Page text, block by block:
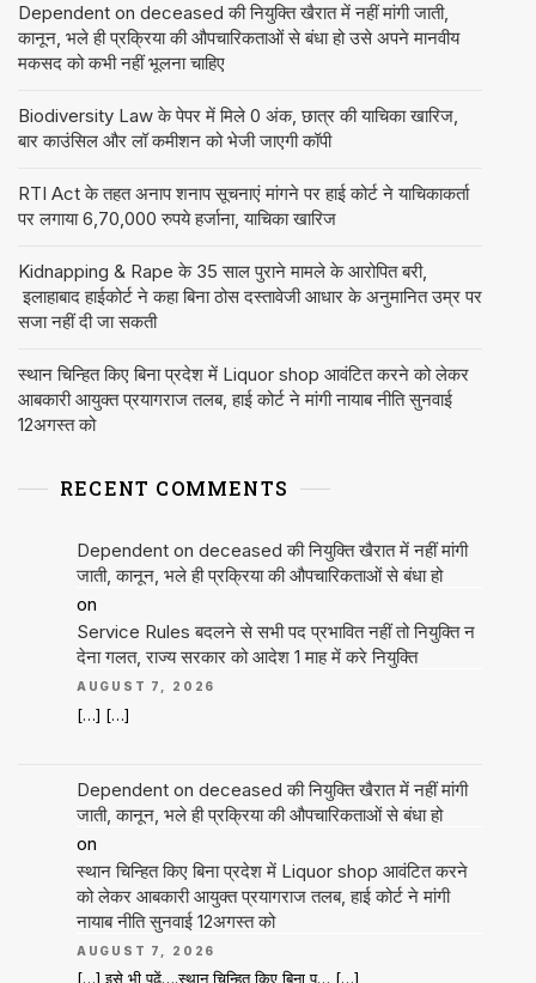
Dependent on deceased की नियुक्ति खैरात में नहीं मांगी जाती,
कानून, भले ही प्रक्रिया की औपचारिकताओं से बंधा हो उसे अपने मानवीय
मकसद को कभी नहीं भूलना चाहिए
Biodiversity Law के पेपर में मिले 0 अंक, छात्र की याचिका खारिज,
बार काउंसिल और लॉ कमीशन को भेजी जाएगी कॉपी
RTI Act के तहत अनाप शनाप सूचनाएं मांगने पर हाई कोर्ट ने याचिकाकर्ता
पर लगाया 6,70,000 रुपये हर्जाना, याचिका खारिज
Kidnapping & Rape के 35 साल पुराने मामले के आरोपित बरी,
इलाहाबाद हाईकोर्ट ने कहा बिना ठोस दस्तावेजी आधार के अनुमानित उम्र पर
सजा नहीं दी जा सकती
स्थान चिन्हित किए बिना प्रदेश में Liquor shop आवंटित करने को लेकर
आबकारी आयुक्त प्रयागराज तलब, हाई कोर्ट ने मांगी नायाब नीति सुनवाई
12अगस्त को
RECENT COMMENTS
Dependent on deceased की नियुक्ति खैरात में नहीं मांगी
जाती, कानून, भले ही प्रक्रिया की औपचारिकताओं से बंधा हो
on
Service Rules बदलने से सभी पद प्रभावित नहीं तो नियुक्ति न
देना गलत, राज्य सरकार को आदेश 1 माह में करे नियुक्ति
AUGUST 7, 2026
[…] […]
Dependent on deceased की नियुक्ति खैरात में नहीं मांगी
जाती, कानून, भले ही प्रक्रिया की औपचारिकताओं से बंधा हो
on
स्थान चिन्हित किए बिना प्रदेश में Liquor shop आवंटित करने
को लेकर आबकारी आयुक्त प्रयागराज तलब, हाई कोर्ट ने मांगी
नायाब नीति सुनवाई 12अगस्त को
AUGUST 7, 2026
[…] इसे भी पढ़ें….स्थान चिन्हित किए बिना प… […]